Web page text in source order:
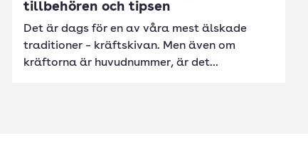
tillbehören och tipsen
Det är dags för en av våra mest älskade
traditioner – kräftskivan. Men även om
kräftorna är huvudnummer, är det...